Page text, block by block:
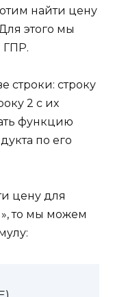
найти цену
этого мы
ГПР.
строки: строку
2 с их
функцию
по его
цену для
то мы можем